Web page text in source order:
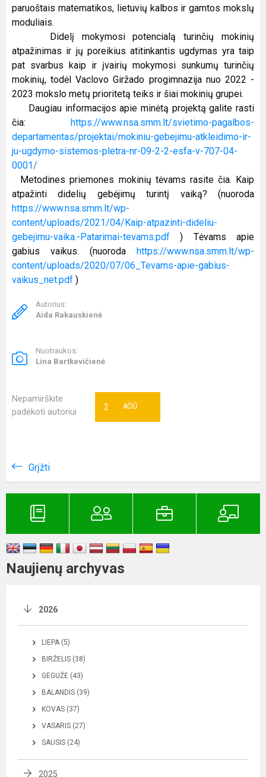
paruoštais matematikos, lietuvių kalbos ir gamtos mokslų
moduliais.
Didelį mokymosi potencialą turinčių mokinių
atpažinimas ir jų poreikius atitinkantis ugdymas yra taip
pat svarbus kaip ir įvairių mokymosi sunkumų turinčių
mokinių, todėl Vaclovo Giržado progimnazija nuo 2022 -
2023 mokslo metų prioritetą teiks ir šiai mokinių grupei.
Daugiau informacijos apie minėtą projektą galite rasti
čia: https://www.nsa.smm.lt/svietimo-pagalbos-
departamentas/projektai/mokiniu-gebejimu-atkleidimo-ir-
ju-ugdymo-sistemos-pletra-nr-09-2-2-esfa-v-707-04-
0001/
Metodines priemones mokinių tėvams rasite čia. Kaip
atpažinti didelių gebėjimų turintį vaiką? (nuoroda
https://www.nsa.smm.lt/wp-
content/uploads/2021/04/Kaip-atpazinti-dideliu-
gebejimu-vaika.-Patarimai-tevams.pdf ) Tėvams apie
gabius vaikus. (nuoroda https://www.nsa.smm.lt/wp-
content/uploads/2020/07/06_Tevams-apie-gabius-
vaikus_net.pdf )
Autorius:
Aida Rakauskienė
Nuotraukos:
Lina Bartkevičienė
Nepamirškite
padėkoti autoriui
AČIŪ
2
Grįžti
Naujienų archyvas
2026
LIEPA (5)
BIRŽELIS (38)
GEGUŽĖ (43)
BALANDIS (39)
KOVAS (37)
VASARIS (27)
SAUSIS (24)
2025